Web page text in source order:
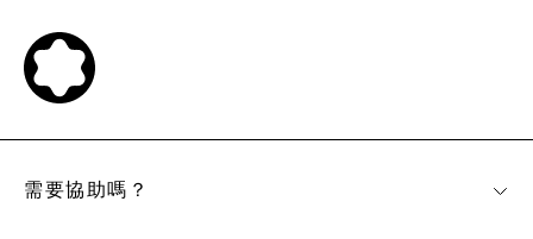
需要協助嗎？